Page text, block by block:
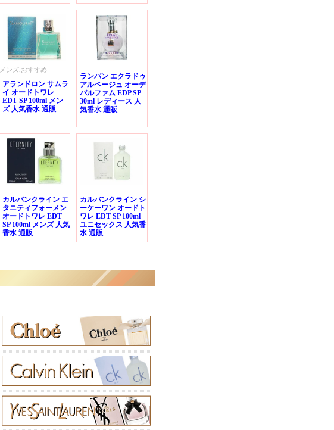
メンズ,おすすめ
アランドロン サムラ
イ オードトワレ
EDT SP 100ml メン
ズ 人気香水 通販
ランバン エクラドゥ
アルページュ オーデ
パルファム EDP SP
30ml レディース 人
気香水 通販
カルバンクライン エ
タニティフォーメン
オードトワレ EDT
SP 100ml メンズ 人気
香水 通販
カルバンクライン シ
ーケーワン オードト
ワレ EDT SP 100ml
ユニセックス 人気香
水 通販